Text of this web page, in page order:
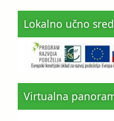
Lokalno učno
Virtualna